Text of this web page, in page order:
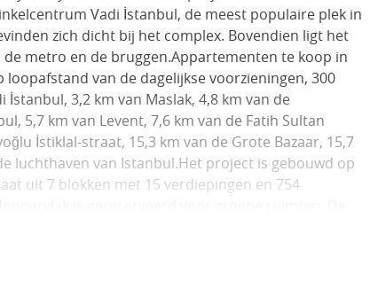
Vadi İstanbul, de meest populaire plek in
zich dicht bij het complex. Bovendien ligt het
de metro en de bruggen.Appartementen te koop in
loopafstand van de dagelijkse voorzieningen, 300
3,2 km van Maslak, 4,8 km van de
5,7 km van Levent, 7,6 km van de Fatih Sultan
İstiklal-straat, 15,3 km van de Grote Bazaar, 15,7
luchthaven van Istanbul.Het project is gebouwd op
uit 7 blokken met 15 verdiepingen en 754
op het bos. Het project beschikt over twee
tillift , 24/7 beveiliging en beveiligingscamera’s.De